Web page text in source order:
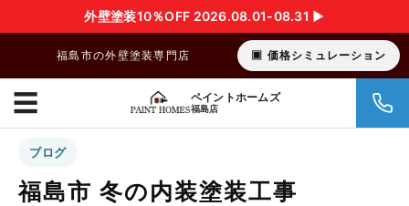
外壁塗装10％OFF 2026.08.01-08.31 ▶︎
福島市の外壁塗装専門店 価格シミュレーション
ペイントホームズ
福島店
☰
ブログ
福島市 冬の内装塗装工事